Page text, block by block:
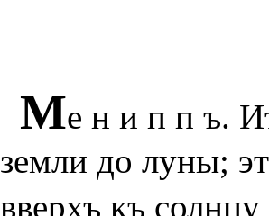
Ме н и п п ъ.
земли до луны;
вверхъ къ